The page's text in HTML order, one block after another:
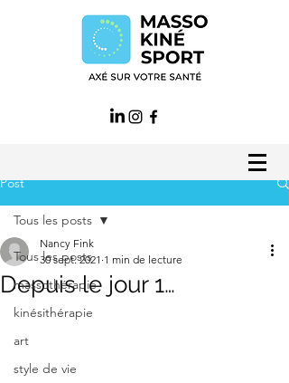
Post
Tous les posts
massothérapie
kinésithérapie
art
style de vie
Tous les posts
Depuis le jour 1…
Nancy Fink
30 sept. 2021 1 min de lecture